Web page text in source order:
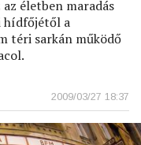
életben maradás
hídfőjétől a
téri sarkán működő
2009/03/27 18:37